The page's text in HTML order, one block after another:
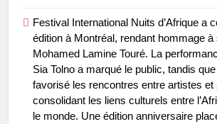
Festival International Nuits d’Afrique a
édition à Montréal, rendant hommage à
Mohamed Lamine Touré. La
Sia Tolno a marqué le public, tandis
favorisé les rencontres entre artistes et
consolidant les liens culturels entre
le monde. Une édition anniversaire